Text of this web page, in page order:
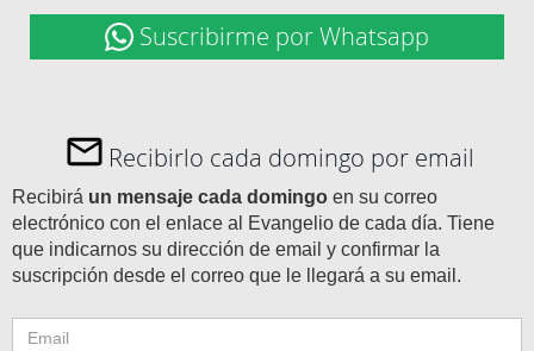
Suscribirme por Whatsapp
Recibirlo cada domingo por email
Recibirá un mensaje cada domingo en su correo
electrónico con el enlace al Evangelio de cada día. Tiene
que indicarnos su dirección de email y confirmar la
suscripción desde el correo que le llegará a su email.